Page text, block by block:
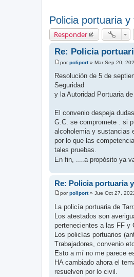
Policia portuaria y
Responder
Re: Policia
M
n
s
a
j
porpoliport» Mar Sep 20,
Resolución de 5 de
Seguridad
y la Autoridad Portuaria
El convenio despeja
G.C. se compromete . si
alcoholemia y sustancias
por lo que las
tales pruebas.
En fin, ....a propósito ya
Re: Policia portuaria
M
n
s
j
e
porpoliport» Jue Oct 27,
La policía portuaria de
Los atestados son
pertenecientes a las FF y
Los policías portuarios
Trabajadores, convenio
Esto a mí no me parece
HA cambiado ahora el
resuelven por lo civil.